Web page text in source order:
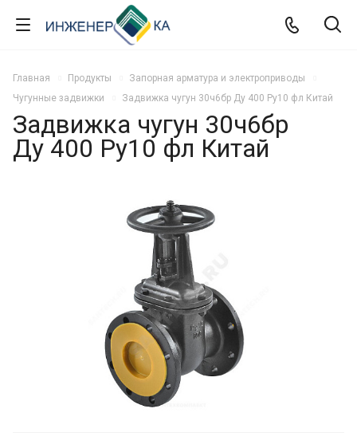
Главная Продукты
Запорная арматура и электроприводы
Чугунные задвижки
Задвижка чугун 30ч6бр Ду 400 Ру10 фл Китай
Задвижка чугун 30ч6бр
Ду 400 Ру10 фл Китай